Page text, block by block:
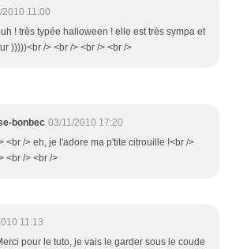
2010 11:00
! très typée halloween ! elle est très sympa et
)))))<br /> <br /> <br /> <br />
bonbec 03/11/2010 17:20
<br /> eh, je l'adore ma p'tite citrouille !<br />
<br /> <br />
11:13
pour le tuto, je vais le garder sous le coude